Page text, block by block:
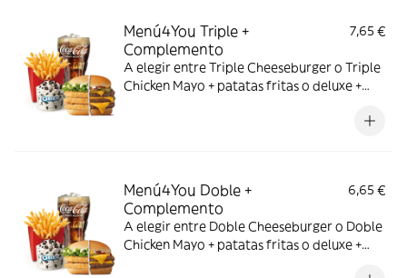
Menú4You Triple +
Complemento
7,65 €
A elegir entre Triple Cheeseburger o Triple
Chicken Mayo + patatas fritas o deluxe +
Menú4You Doble +
Complemento
6,65 €
A elegir entre Doble Cheeseburger o Doble
Chicken Mayo + patatas fritas o deluxe +